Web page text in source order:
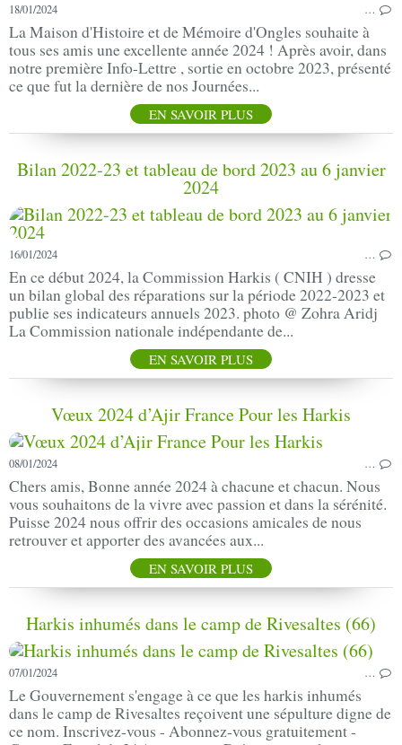
18/01/2024 …
La Maison d'Histoire et de Mémoire d'Ongles souhaite à
tous ses amis une excellente année 2024 ! Après avoir, dans
notre première Info-Lettre , sortie en octobre 2023, présenté
ce que fut la dernière de nos Journées...
EN SAVOIR PLUS
Bilan 2022-23 et tableau de bord 2023 au 6 janvier
2024
16/01/2024 …
En ce début 2024, la Commission Harkis ( CNIH ) dresse
un bilan global des réparations sur la période 2022-2023 et
publie ses indicateurs annuels 2023. photo @ Zohra Aridj
La Commission nationale indépendante de...
EN SAVOIR PLUS
Vœux 2024 d’Ajir France Pour les Harkis
08/01/2024 …
Chers amis, Bonne année 2024 à chacune et chacun. Nous
vous souhaitons de la vivre avec passion et dans la sérénité.
Puisse 2024 nous offrir des occasions amicales de nous
retrouver et apporter des avancées aux...
EN SAVOIR PLUS
Harkis inhumés dans le camp de Rivesaltes (66)
07/01/2024 …
Le Gouvernement s'engage à ce que les harkis inhumés
dans le camp de Rivesaltes reçoivent une sépulture digne de
ce nom. Inscrivez-vous - Abonnez-vous gratuitement -